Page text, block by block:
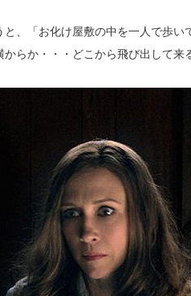
と、「お化け屋敷の中を一人で歩
からか・・・どこから飛び出して来